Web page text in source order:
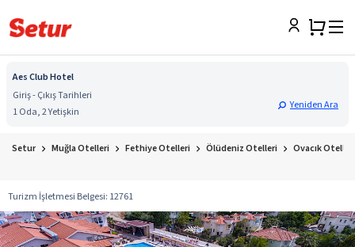
Aes Club Hotel
Giriş - Çıkış Tarihleri
1 Oda, 2 Yetişkin
Yeniden Ara
Setur Muğla Otelleri Fethiye Otelleri Ölüdeniz Otelleri Ovacık Otelleri
Turizm İşletmesi Belgesi: 12761